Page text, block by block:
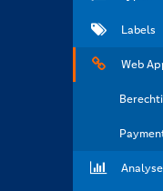
Labels
Web
Analyse